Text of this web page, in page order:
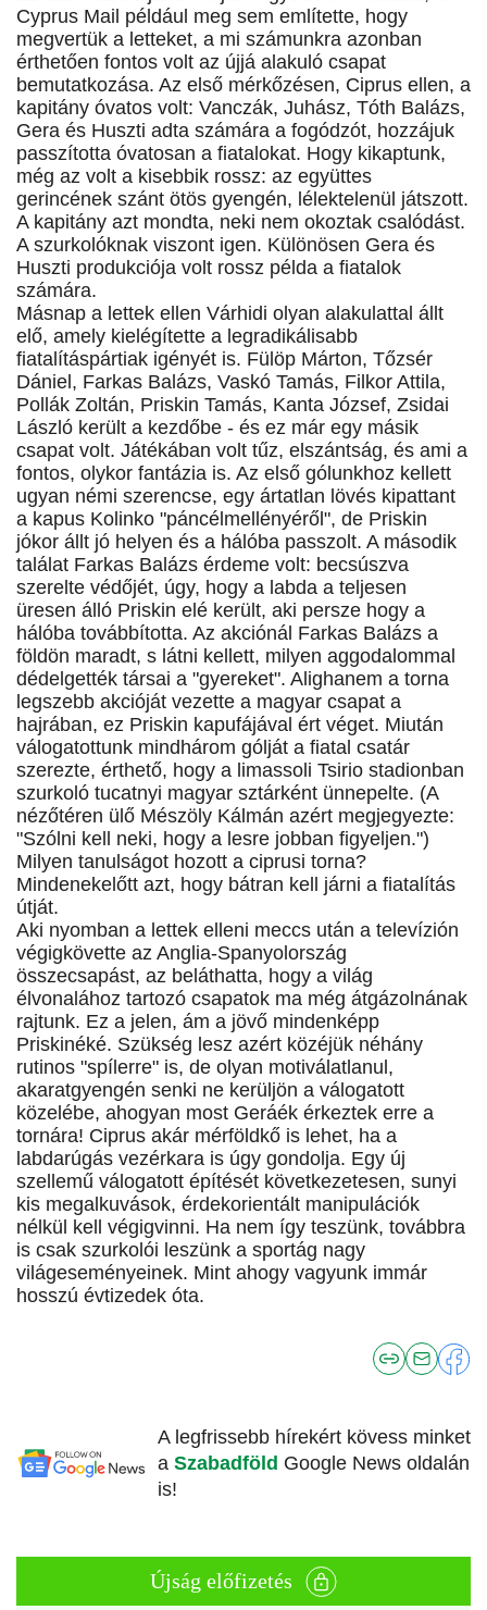
Cyprus Mail például meg sem említette, hogy
megvertük a letteket, a mi számunkra azonban
érthetően fontos volt az újjá alakuló csapat
bemutatkozása. Az első mérkőzésen, Ciprus ellen, a
kapitány óvatos volt: Vanczák, Juhász, Tóth Balázs,
Gera és Huszti adta számára a fogódzót, hozzájuk
passzította óvatosan a fiatalokat. Hogy kikaptunk,
még az volt a kisebbik rossz: az együttes
gerincének szánt ötös gyengén, lélektelenül játszott.
A kapitány azt mondta, neki nem okoztak csalódást.
A szurkolóknak viszont igen. Különösen Gera és
Huszti produkciója volt rossz példa a fiatalok
számára.
Másnap a lettek ellen Várhidi olyan alakulattal állt
elő, amely kielégítette a legradikálisabb
fiatalításpártiak igényét is. Fülöp Márton, Tőzsér
Dániel, Farkas Balázs, Vaskó Tamás, Filkor Attila,
Pollák Zoltán, Priskin Tamás, Kanta József, Zsidai
László került a kezdőbe - és ez már egy másik
csapat volt. Játékában volt tűz, elszántság, és ami a
fontos, olykor fantázia is. Az első gólunkhoz kellett
ugyan némi szerencse, egy ártatlan lövés kipattant
a kapus Kolinko "páncélmellényéről", de Priskin
jókor állt jó helyen és a hálóba passzolt. A második
találat Farkas Balázs érdeme volt: becsúszva
szerelte védőjét, úgy, hogy a labda a teljesen
üresen álló Priskin elé került, aki persze hogy a
hálóba továbbította. Az akciónál Farkas Balázs a
földön maradt, s látni kellett, milyen aggodalommal
dédelgették társai a "gyereket". Alighanem a torna
legszebb akcióját vezette a magyar csapat a
hajrában, ez Priskin kapufájával ért véget. Miután
válogatottunk mindhárom gólját a fiatal csatár
szerezte, érthető, hogy a limassoli Tsirio stadionban
szurkoló tucatnyi magyar sztárként ünnepelte. (A
nézőtéren ülő Mészöly Kálmán azért megjegyezte:
"Szólni kell neki, hogy a lesre jobban figyeljen.")
Milyen tanulságot hozott a ciprusi torna?
Mindenekelőtt azt, hogy bátran kell járni a fiatalítás
útját.
Aki nyomban a lettek elleni meccs után a televízión
végigkövette az Anglia-Spanyolország
összecsapást, az beláthatta, hogy a világ
élvonalához tartozó csapatok ma még átgázolnának
rajtunk. Ez a jelen, ám a jövő mindenképp
Priskinéké. Szükség lesz azért közéjük néhány
rutinos "spílerre" is, de olyan motiválatlanul,
akaratgyengén senki ne kerüljön a válogatott
közelébe, ahogyan most Geráék érkeztek erre a
tornára! Ciprus akár mérföldkő is lehet, ha a
labdarúgás vezérkara is úgy gondolja. Egy új
szellemű válogatott építését következetesen, sunyi
kis megalkuvások, érdekorientált manipulációk
nélkül kell végigvinni. Ha nem így teszünk, továbbra
is csak szurkolói leszünk a sportág nagy
világeseményeinek. Mint ahogy vagyunk immár
hosszú évtizedek óta.
A legfrissebb hírekért kövess minket
a Szabadföld Google News oldalán
is!
Újság előfizetés